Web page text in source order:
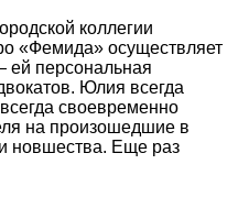
коллегии
«Фемида» осуществляет
ей персональная
Юлия всегда
своевременно
на произошедшие в
новшества. Еще раз